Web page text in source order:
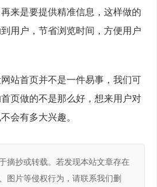
来是要提供精准信息，这样做的
用户，节省浏览时间，方便用户
首页并不是一件易事，我们可
页做的不是那么好，想来用户对
会有多大兴趣。
摘抄或转载。若发现本站文章存在
图片等侵权行为，请联系我们删